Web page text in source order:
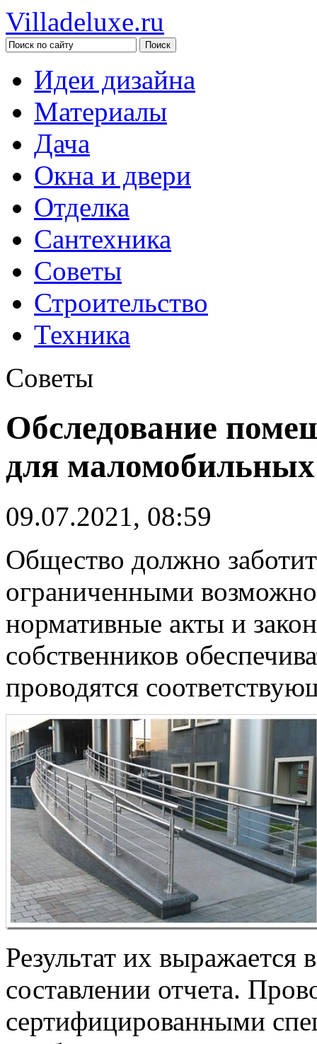
Villadeluxe.ru
Идеи дизайна
Материалы
Дача
Окна и двери
Отделка
Сантехника
Советы
Строительство
Техника
Советы
Обследование
для
09.07.2021, 08:59
Общество должно
ограниченными
нормативные акты и
собственников
проводятся
Результат их
составлении отчета.
сертифицированными